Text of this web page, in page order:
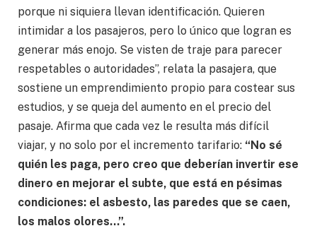
porque ni siquiera llevan identificación. Quieren
intimidar a los pasajeros, pero lo único que logran es
generar más enojo. Se visten de traje para parecer
respetables o autoridades”, relata la pasajera, que
sostiene un emprendimiento propio para costear sus
estudios, y se queja del aumento en el precio del
pasaje. Afirma que cada vez le resulta más difícil
viajar, y no solo por el incremento tarifario: “No sé
quién les paga, pero creo que deberían invertir ese
dinero en mejorar el subte, que está en pésimas
condiciones: el asbesto, las paredes que se caen,
los malos olores…”.